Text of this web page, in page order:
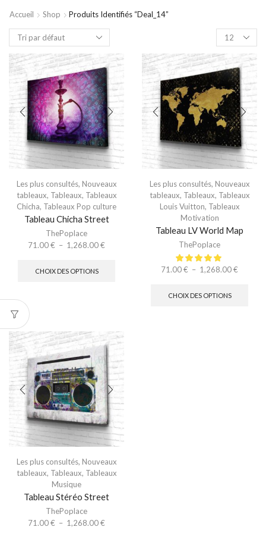
Accueil Shop Produits Identifiés “deal_14”
Les plus consultés, Nouveaux
tableaux, Tableaux, Tableaux
Chicha, Tableaux Pop culture
Tableau Chicha Street
ThePoplace
71.00€ – 1,268.00€
CHOIX DES OPTIONS
Les plus consultés, Nouveaux
tableaux, Tableaux, Tableaux
Louis Vuitton, Tableaux
Motivation
Tableau LV World Map
ThePoplace
71.00€ – 1,268.00€
CHOIX DES OPTIONS
Les plus consultés, Nouveaux
tableaux, Tableaux, Tableaux
Musique
Tableau Stéréo Street
ThePoplace
71.00€ – 1,268.00€